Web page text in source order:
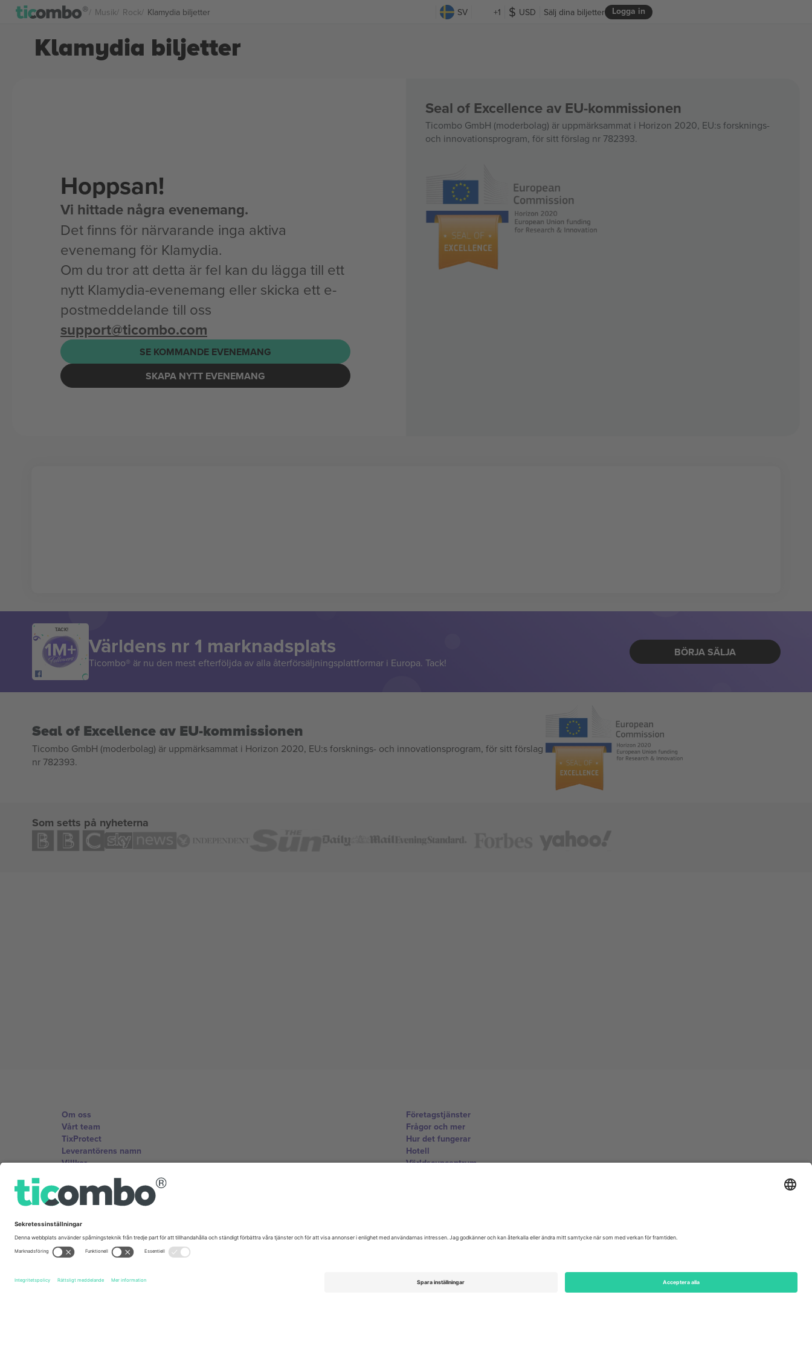
Musik Rock Klamydia biljetter SV +1 USD Logga in
Sälj dina biljetter
Klamydia biljetter
Hoppsan!
Vi hittade några evenemang.
Det finns för närvarande inga aktiva
evenemang för Klamydia.
Om du tror att detta är fel kan du lägga till ett
nytt Klamydia-evenemang eller skicka ett e-
postmeddelande till oss
support@ticombo.com
SE KOMMANDE EVENEMANG
SKAPA NYTT EVENEMANG
Seal of Excellence av EU-kommissionen
Ticombo GmbH (moderbolag) är uppmärksammat i Horizon 2020, EU:s forsknings-
och innovationsprogram, för sitt förslag nr 782393.
TACK!
Världens nr 1 marknadsplats
Ticombo® är nu den mest efterföljda av alla återförsäljningsplattformar i Europa. Tack!
BÖRJA SÄLJA
Seal of Excellence av EU-kommissionen
Ticombo GmbH (moderbolag) är uppmärksammat i Horizon 2020, EU:s forsknings- och innovationsprogram, för sitt förslag
nr 782393.
Som setts på nyheterna
Om oss
Vårt team
TixProtect
Leverantörens namn
Villkor
Affiliate-program
Företagstjänster
Frågor och mer
Hur det fungerar
Hotell
Världscupcentrum